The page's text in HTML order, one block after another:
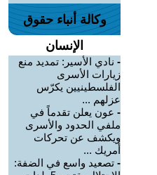
وكالة أنباء حقوق
الإنسان
- نادي الأسير: تمديد منع
زيارات الأسرى
الفلسطينيين يكرّس
عزلهم ...
- عون يعلن تقدماً في
ملفي الحدود والأسرى
ويكشف عن تحركات
أمريك ...
- تصعيد واسع في الضفة: